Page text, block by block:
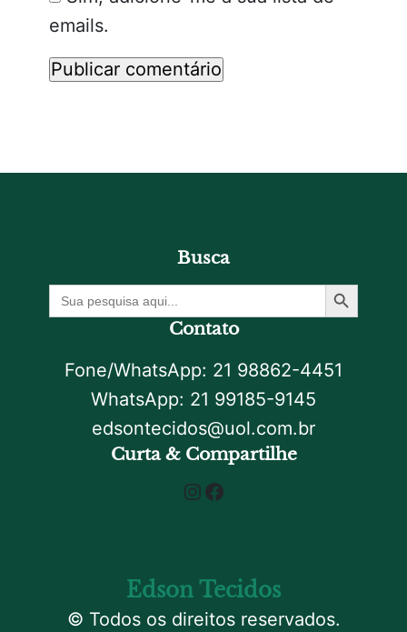
emails.
Busca
Procurar
por:
Botão De Pesquisa
Contato
Fone/WhatsApp: 21 98862-4451
WhatsApp: 21 99185-9145
edsontecidos@uol.com.br
Curta & Compartilhe
Instagram Facebook
Edson Tecidos
© Todos os direitos reservados.